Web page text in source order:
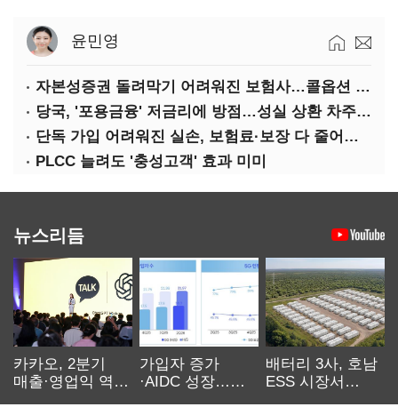
윤민영
자본성증권 돌려막기 어려워진 보험사…콜옵션 부담 급증
당국, '포용금융' 저금리에 방점…성실 상환 차주는 '역차별'
단독 가입 어려워진 실손, 보험료·보장 다 줄어든 5세대는?
PLCC 늘려도 '충성고객' 효과 미미
뉴스리듬
카카오, 2분기
매출·영업익 역대
가입자 증가
·AIDC 성장…
배터리 3사, 호남
ESS 시장서